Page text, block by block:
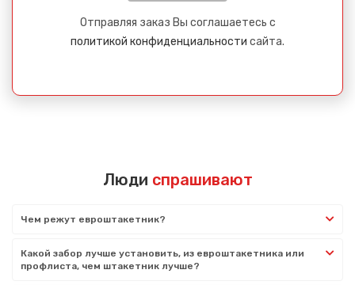
Отправляя заказ Вы соглашаетесь с
политикой конфиденциальности сайта.
Люди спрашивают
Чем режут евроштакетник?
Какой забор лучше установить, из евроштакетника или
профлиста, чем штакетник лучше?